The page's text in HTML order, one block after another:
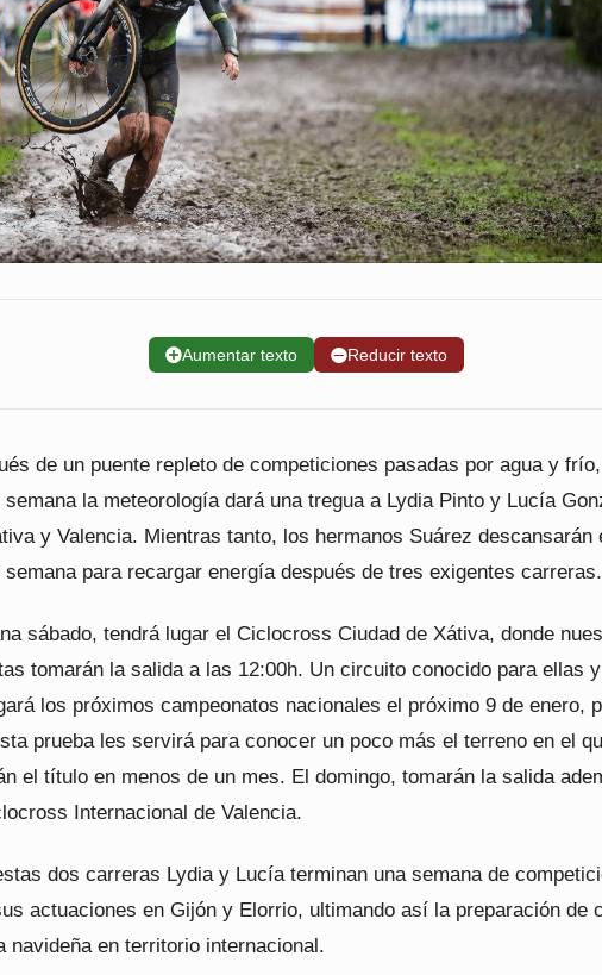
➕Aumentar texto ➖Reducir texto
de un puente repleto de competiciones pasadas por agua y
semana la meteorología dará una tregua a Lydia Pinto y Lucía
y Valencia. Mientras tanto, los hermanos Suárez descansarán
semana para recargar energía después de tres exigentes carreras.
sábado, tendrá lugar el Ciclocross Ciudad de Xátiva, donde
tomarán la salida a las 12:00h. Un circuito conocido para ellas
los próximos campeonatos nacionales el próximo 9 de enero,
prueba les servirá para conocer un poco más el terreno en el
el título en menos de un mes. El domingo, tomarán la salida
Internacional de Valencia.
dos carreras Lydia y Lucía terminan una semana de
actuaciones en Gijón y Elorrio, ultimando así la preparación de
navideña en territorio internacional.